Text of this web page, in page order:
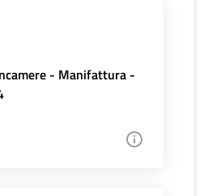
- Manifattura -